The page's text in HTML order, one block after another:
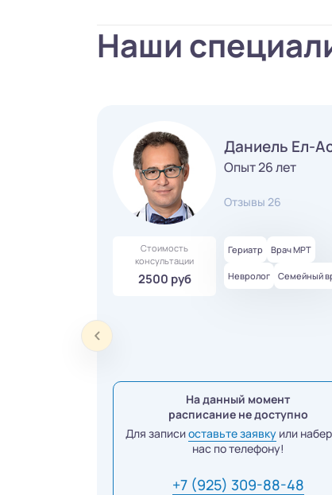
Наши
Даниель Ел-
Опыт 26 лет
Отзывы 26
Стоимость
консультации
2500 руб
Гериатр Врач МРТ
Невролог Семейный
На данный момент
расписание не доступно
Для записиоставьте заявку или
нас по телефону!
+7 (925) 309-88-48